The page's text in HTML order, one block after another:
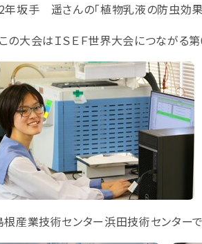
坂手 遥さんの「植物乳液の防虫効果
の大会はＩＳＥＦ世界大会につながる
根産業技術センター浜田技術センター